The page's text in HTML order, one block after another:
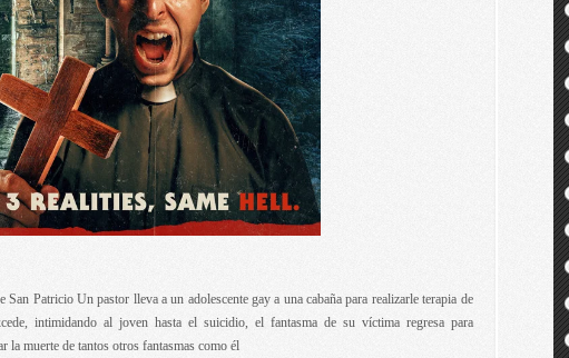
Patricio Un pastor lleva a un adolescente gay a una cabaña para realizarle terapia de
intimidando al joven hasta el suicidio, el fantasma de su víctima regresa para
la muerte de tantos otros fantasmas como él